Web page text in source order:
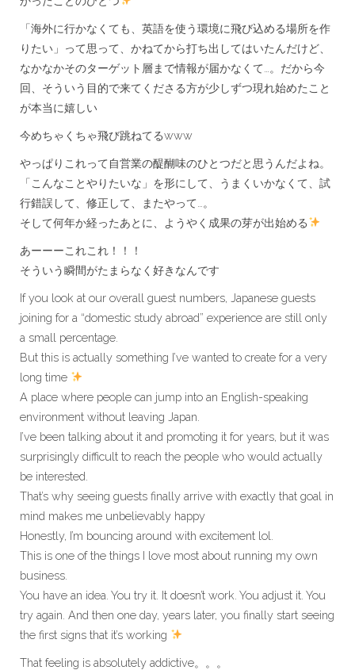
「海外に行かなくても、英語を使う環境に飛び込める場所を作
りたい」って思って、かねてから打ち出してはいたんだけど、
なかなかそのターゲット層まで情報が届かなくて…。だから今
回、そういう目的で来てくださる方が少しずつ現れ始めたこと
が本当に嬉しい
今めちゃくちゃ飛び跳ねてるwww
やっぱりこれって自営業の醍醐味のひとつだと思うんだよね。
「こんなことやりたいな」を形にして、うまくいかなくて、試
行錯誤して、修正して、またやって…。
そして何年か経ったあとに、ようやく成果の芽が出始める
あーーーこれこれ！！！
そういう瞬間がたまらなく好きなんです
If you look at our overall guest numbers, Japanese guests
joining for a “domestic study abroad” experience are still only
a small percentage.
But this is actually something I’ve wanted to create for a very
long time
A place where people can jump into an English-speaking
environment without leaving Japan.
I’ve been talking about it and promoting it for years, but it was
surprisingly difficult to reach the people who would actually
be interested.
That’s why seeing guests finally arrive with exactly that goal in
mind makes me unbelievably happy
Honestly, I’m bouncing around with excitement lol.
This is one of the things I love most about running my own
business.
You have an idea. You try it. It doesn’t work. You adjust it. You
try again. And then one day, years later, you finally start seeing
the first signs that it’s working
That feeling is absolutely addictive。。。